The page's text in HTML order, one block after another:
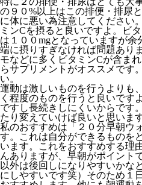
の９０%以上はこの排便・排尿
に体に悪い為注意してください
ミンCを摂ると良いですよ。ビ
は１００mgとなっていますが
端に摂りすぎなければ問題あり
モなどに多くビタミンCが含ま
らサプリメントがオススメです
い。
運動は激しいものを行うよりも
く程度のものを行うと良いです
ですし長続きしにくいからです
たり変えていけば良いと思います
私のおすすめは「２０分早朝ウ
す。これは自分ができるものを
います。これをおすすめする理
んありますが、早朝がポイント
以外は後回しになりやすいかな
にしやすいです笑）そのため１